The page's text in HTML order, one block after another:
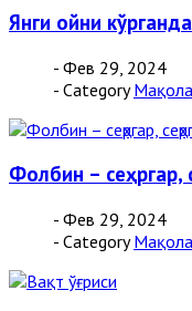
Янги ойни
- Фев 29, 2024
- Category
Фолбин – сеҳргар,
- Фев 29, 2024
- Category